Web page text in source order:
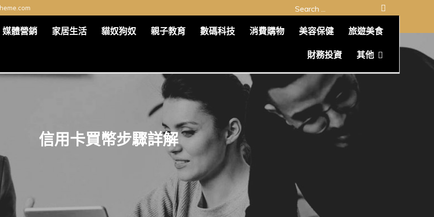
Search
媒體營銷 家居生活 貓奴狗奴 親子教育 數碼科技 消費購物 美容保健 旅遊美食
財務投資 其他
信用卡買幣步驟詳解